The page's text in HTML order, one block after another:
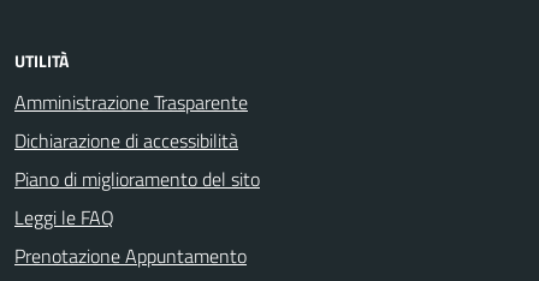
UTILITÀ
Amministrazione Trasparente
Dichiarazione di accessibilità
Piano di miglioramento del sito
Leggi le FAQ
Prenotazione Appuntamento